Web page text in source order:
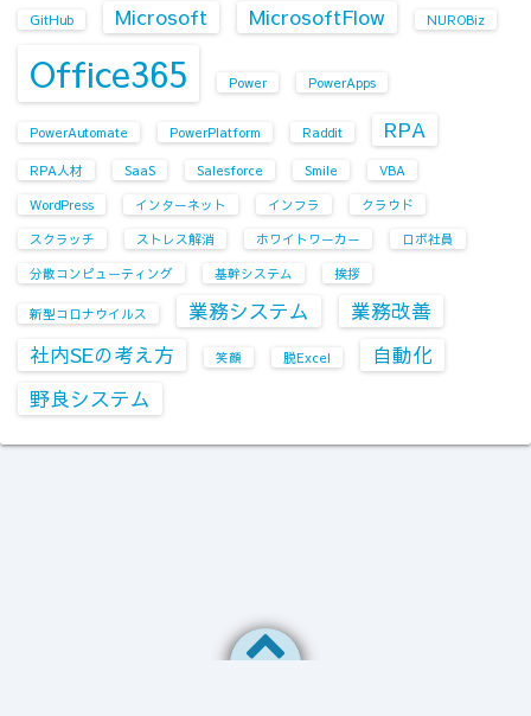
GitHub Microsoft MicrosoftFlow NUROBiz
Office365 Power PowerApps
PowerAutomate PowerPlatform Raddit RPA
RPA人材 SaaS Salesforce Smile
VBA
WordPress
インターネット インフラ
クラウド
スクラッチ
ストレス解消 ホワイトワーカー
ロボ社員
分散コンピューティング
基幹システム 挨拶
新型コロナウイルス 業務システム
業務改善
社内SEの考え方
笑顔 脱Excel
自動化
野良システム